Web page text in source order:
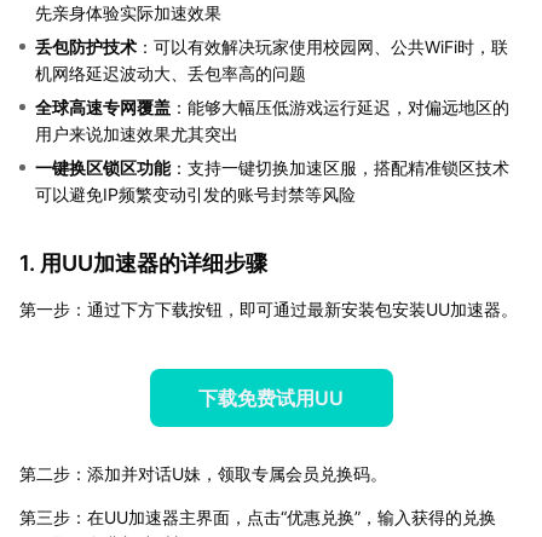
先亲身体验实际加速效果
丢包防护技术 ：可以有效解决玩家使用校园网、公共WiFi时，联
机网络延迟波动大、丢包率高的问题
全球高速专网覆盖 ：能够大幅压低游戏运行延迟，对偏远地区的
用户来说加速效果尤其突出
一键换区锁区功能：支持一键切换加速区服，搭配精准锁区技术
可以避免IP频繁变动引发的账号封禁等风险
1. 用UU加速器的详细步骤
第一步：通过下方下载按钮，即可通过最新安装包安装UU加速器。
下载免费试用UU
第二步：添加并对话U妹，领取专属会员兑换码。
第三步：在UU加速器主界面，点击“优惠兑换”，输入获得的兑换